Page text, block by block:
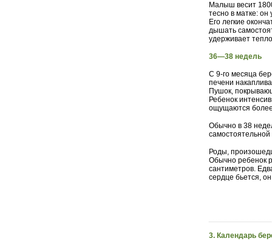
Малыш весит
тесно в матке: он
Его легкие
дышать
удерживает
36—38 недель
С 9-го месяца
печени
Пушок,
Ребенок
ощущаются
Обычно в 38
Роды,
Обычно ребенок
сантиметров.
сердце бьется,
3. Календарь